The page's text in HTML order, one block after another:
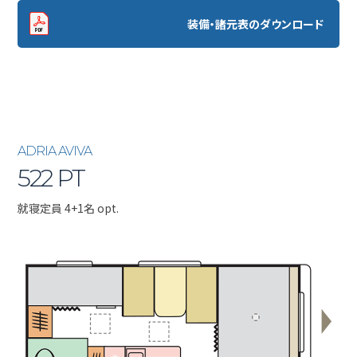
装備・諸元表のダウンロード
ADRIA AVIVA
522 PT
就寝定員 4+1名 opt.